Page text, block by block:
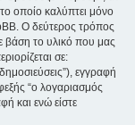
οποίο καλύπτει μόνο
Ο δεύτερος τρόπος
βάση το υλικό που μας
σε:
εγγραφή
“ο λογαριασμός
και ενώ είστε